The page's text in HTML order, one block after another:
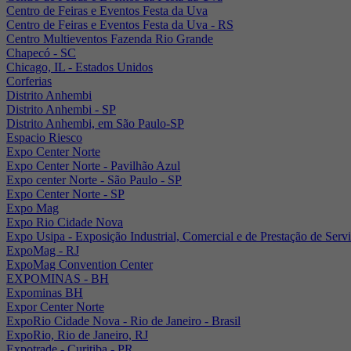
Centro de Feiras e Eventos Festa da Uva
Centro de Feiras e Eventos Festa da Uva - RS
Centro Multieventos Fazenda Rio Grande
Chapecó - SC
Chicago, IL - Estados Unidos
Corferias
Distrito Anhembi
Distrito Anhembi - SP
Distrito Anhembi, em São Paulo-SP
Espacio Riesco
Expo Center Norte
Expo Center Norte - Pavilhão Azul
Expo center Norte - São Paulo - SP
Expo Center Norte - SP
Expo Mag
Expo Rio Cidade Nova
Expo Usipa - Exposição Industrial, Comercial e de Prestação de
ExpoMag - RJ
ExpoMag Convention Center
EXPOMINAS - BH
Expominas BH
Expor Center Norte
ExpoRio Cidade Nova - Rio de Janeiro - Brasil
ExpoRio, Rio de Janeiro, RJ